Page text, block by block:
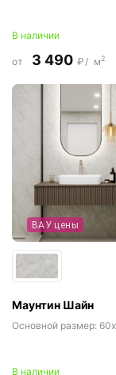
В наличии
от 3 490 ₽/ м2
ВАУ цены
Маунтин Шайн
Основной размер:
В наличии